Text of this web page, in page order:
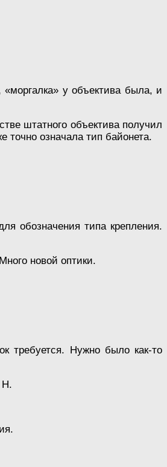
у объектива была, и
штатного объектива получил
точно означала тип байонета.
обозначения типа крепления.
новой оптики.
требуется. Нужно было как-то
Н.